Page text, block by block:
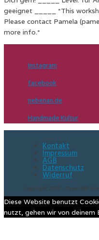
geeignet _____ *This
Please contact Pamela
more info.*
Instagram
facebook
nebenan.de
Handmade Kultur
Kontakt
Impressum
AGB
Datenschutz
Widerruf
Copyright 2020 - OceanWP-
Diese Website benutzt
nutzt, gehen wir von deinem